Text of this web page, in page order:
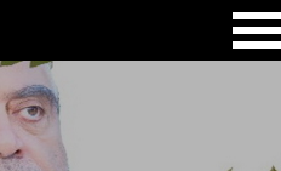
Μενάνδρου,